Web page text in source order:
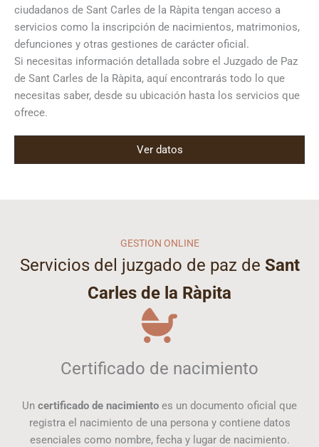
ciudadanos de Sant Carles de la Ràpita tengan acceso a
servicios como la inscripción de nacimientos, matrimonios,
defunciones y otras gestiones de carácter oficial.
Si necesitas información detallada sobre el Juzgado de Paz
de Sant Carles de la Ràpita, aquí encontrarás todo lo que
necesitas saber, desde su ubicación hasta los servicios que
ofrece.
Ver datos
GESTION ONLINE
Servicios del juzgado de paz de Sant
Carles de la Ràpita
Certificado de nacimiento
Un certificado de nacimiento es un documento oficial que
registra el nacimiento de una persona y contiene datos
esenciales como nombre, fecha y lugar de nacimiento.